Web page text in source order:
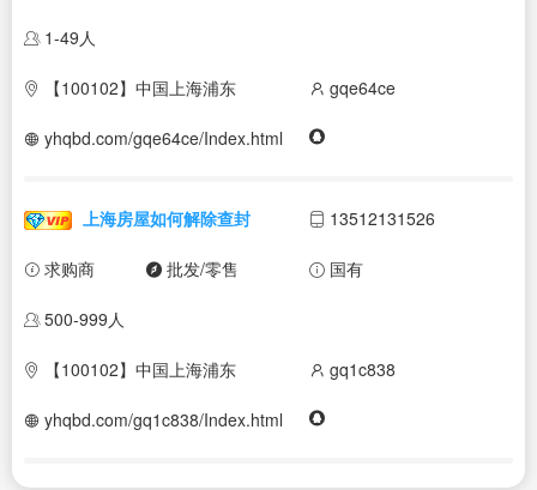
1-49人
【100102】中国上海浦东 gqe64ce
yhqbd.com/gqe64ce/Index.html
上海房屋如何解除查封 13512131526
求购商 批发/零售 国有
500-999人
【100102】中国上海浦东 gq1c838
yhqbd.com/gq1c838/Index.html